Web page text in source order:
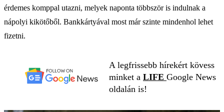
érdemes komppal utazni, melyek naponta többször is indulnak a
nápolyi kikötőből. Bankkártyával most már szinte mindenhol lehet
fizetni.
A legfrissebb hírekért kövess
minket a LIFE Google News
oldalán is!